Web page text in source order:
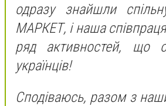
одразу знайшли
МАРКЕТ, і наша
ряд активностей, що
українців!
Сподіваюсь, разом з